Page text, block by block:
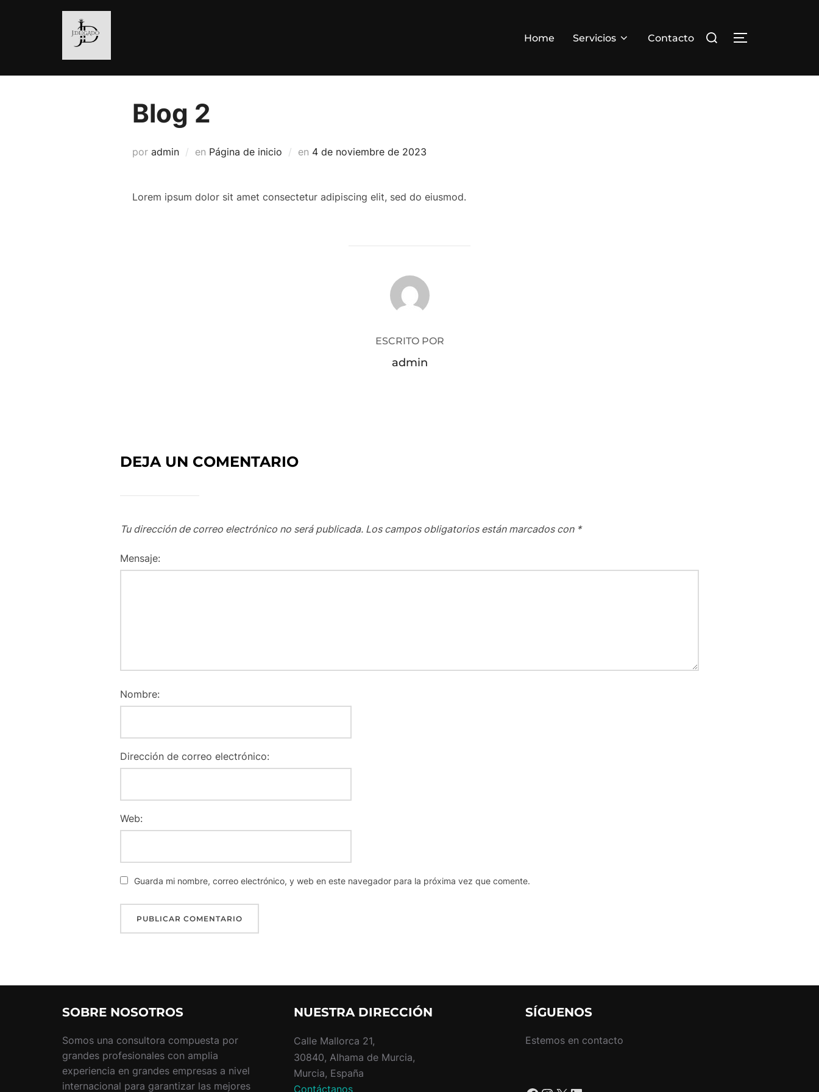
Home Servicios Contacto
Buscar:
ALTERNAR
Blog 2
por admin en Página de inicio en Publicado
4 de noviembre de 2023
Lorem ipsum dolor sit amet consectetur adipiscing elit, sed do eiusmod.
AUTOR DE LA PUBLICACIÓN
ESCRITO POR
admin
DEJA UN COMENTARIO
Tu dirección de correo electrónico no será publicada. Los campos obligatorios están marcados con *
Mensaje:
Nombre:
Dirección de correo electrónico:
Web:
Guarda mi nombre, correo electrónico, y web en este navegador para la próxima vez que comente.
SOBRE NOSOTROS
Somos una consultora compuesta por
grandes profesionales con amplia
experiencia en grandes empresas a nivel
internacional para garantizar las mejores
NUESTRA DIRECCIÓN
Calle Mallorca 21,
30840, Alhama de Murcia,
Murcia, España
Contáctanos
SÍGUENOS
Estemos en contacto